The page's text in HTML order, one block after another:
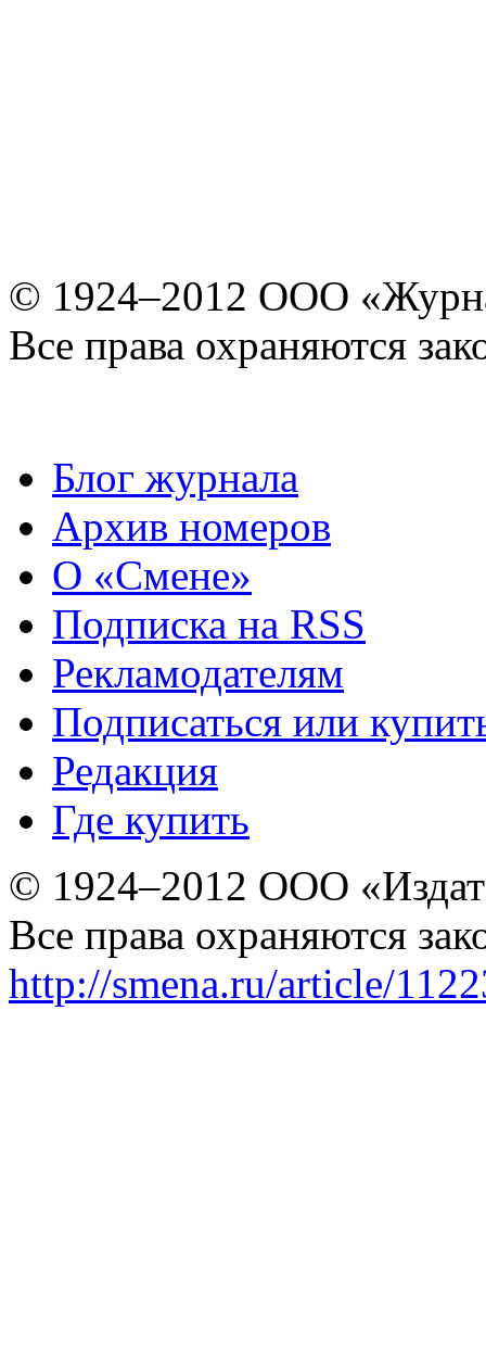
© 1924–2012 ООО
Все права охраняются
Блог журнала
Архив номеров
О «Смене»
Подписка на RSS
Рекламодателям
Подписаться или
Редакция
Где купить
© 1924–2012 ООО
Все права охраняются
http://smena.ru/article/